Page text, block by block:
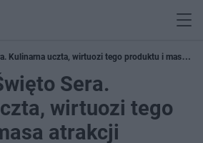
Kulinarna uczta, wirtuozi tego produktu i masa
Sera.
wirtuozi tego
atrakcji